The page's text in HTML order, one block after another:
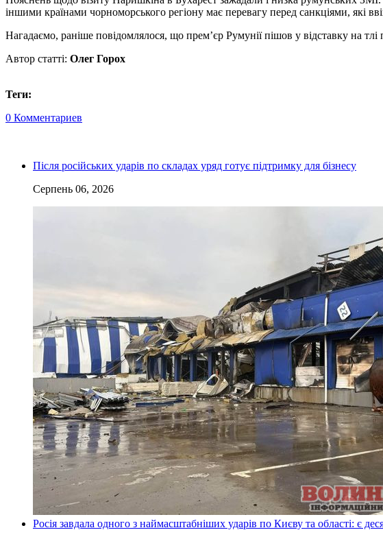
іншими країнами чорноморського регіону має перевагу перед санкціями, які
Нагадаємо, раніше повідомлялося, що прем’єр Румунії пішов у відставку на тлі
Автор статті: Олег Горох
Теги:
0 Комментариев
Після російських ударів по складах уряд готує підтримку для бізнесу
Серпень 06, 2026
Росія завдала одного з наймасштабніших ударів по Києву та області: є